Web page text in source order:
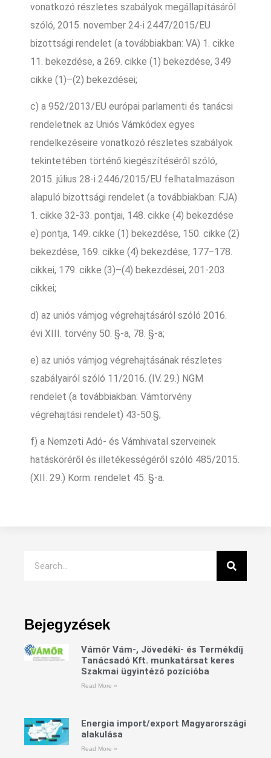
vonatkozó részletes szabályok megállapításáról
szóló, 2015. november 24-i 2447/2015/EU
bizottsági rendelet (a továbbiakban: VA) 1. cikke
11. bekezdése, a 269. cikke (1) bekezdése, 349
cikke (1)–(2) bekezdései;
c) a 952/2013/EU európai parlamenti és tanácsi
rendeletnek az Uniós Vámkódex egyes
rendelkezéseire vonatkozó részletes szabályok
tekintetében történő kiegészítéséről szóló,
2015. július 28-i 2446/2015/EU felhatalmazáson
alapuló bizottsági rendelet (a továbbiakban: FJA)
1. cikke 32-33. pontjai, 148. cikke (4) bekezdése
e) pontja, 149. cikke (1) bekezdése, 150. cikke (2)
bekezdése, 169. cikke (4) bekezdése, 177‒178.
cikkei, 179. cikke (3)–(4) bekezdései, 201-203.
cikkei;
d) az uniós vámjog végrehajtásáról szóló 2016.
évi XIII. törvény 50. §-a, 78. §-a;
e) az uniós vámjog végrehajtásának részletes
szabályairól szóló 11/2016. (IV. 29.) NGM
rendelet (a továbbiakban: Vámtörvény
végrehajtási rendelet) 43-50.§;
f) a Nemzeti Adó- és Vámhivatal szerveinek
hatásköréről és illetékességéről szóló 485/2015.
(XII. 29.) Korm. rendelet 45. §-a.
Bejegyzések
Vámőr Vám-, Jövedéki- és Termékdíj
Tanácsadó Kft. munkatársat keres
Szakmai ügyintéző pozícióba
Read More »
Energia import/export Magyarországi
alakulása
Read More »